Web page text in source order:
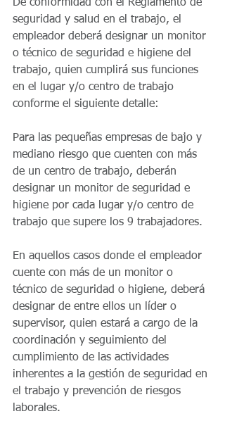
De conformidad con el Reglamento de
seguridad y salud en el trabajo, el
empleador deberá designar un monitor
o técnico de seguridad e higiene del
trabajo, quien cumplirá sus funciones
en el lugar y/o centro de trabajo
conforme el siguiente detalle:
Para las pequeñas empresas de bajo y
mediano riesgo que cuenten con más
de un centro de trabajo, deberán
designar un monitor de seguridad e
higiene por cada lugar y/o centro de
trabajo que supere los 9 trabajadores.
En aquellos casos donde el empleador
cuente con más de un monitor o
técnico de seguridad o higiene, deberá
designar de entre ellos un líder o
supervisor, quien estará a cargo de la
coordinación y seguimiento del
cumplimiento de las actividades
inherentes a la gestión de seguridad en
el trabajo y prevención de riesgos
laborales.